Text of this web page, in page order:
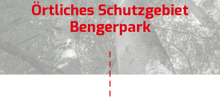
Örtliches Schutzgebiet
Bengerpark